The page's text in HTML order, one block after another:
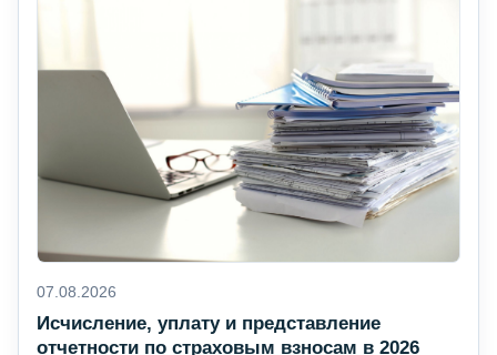
07.08.2026
Исчисление, уплату и представление
отчетности по страховым взносам в 2026